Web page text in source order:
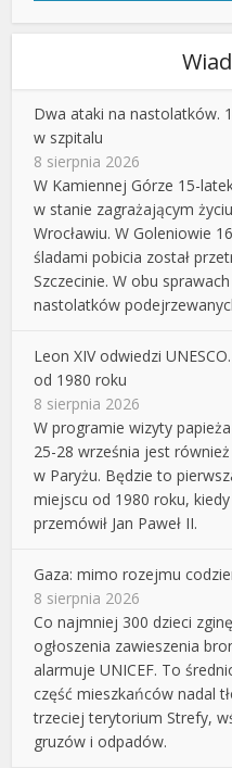
Dwa ataki na nastolatków.
w szpitalu
8 sierpnia 2026
W Kamiennej Górze 15-
w stanie zagrażającym
Wrocławiu. W Goleniowie
śladami pobicia został
Szczecinie. W obu
nastolatków
Leon XIV odwiedzi
od 1980 roku
8 sierpnia 2026
W programie wizyty
25-28 września jest
w Paryżu. Będzie to
miejscu od 1980 roku,
przemówił Jan Paweł II.
Gaza: mimo rozejmu
8 sierpnia 2026
Co najmniej 300 dzieci
ogłoszenia zawieszenia
alarmuje UNICEF. To
część mieszkańców nadal
trzeciej terytorium Strefy,
gruzów i odpadów.